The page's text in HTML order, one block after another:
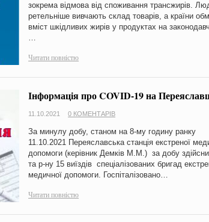
зокрема відмова від споживання трансжирів.
ретельніше вивчають склад товарів, а країни
вміст шкідливих жирів у продуктах на
…
Читати повністю
Інформація про COVID-19 на
11.10.2021 0 КОМЕНТАРІВ
За минулу добу, станом на 8-му годину ранку
11.10.2021 Переяславська станція екстреної
допомоги (керівник Демків М.М.) за добу
та р-ну 15 виїздів спеціалізованих бригад
медичної допомоги. Госпіталізовано…
Читати повністю